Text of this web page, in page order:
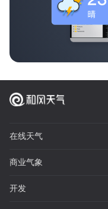
在线天气
商业气象
开发